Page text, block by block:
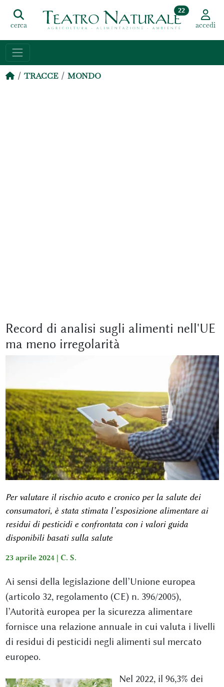
cerca
22
accedi
TRACCE MONDO
Record di analisi sugli alimenti nell'UE
ma meno irregolarità
Per valutare il rischio acuto e cronico per la salute dei
consumatori, è stata stimata l’esposizione alimentare ai
residui di pesticidi e confrontata con i valori guida
disponibili basati sulla salute
23 aprile 2024 | C. S.
Ai sensi della legislazione dell’Unione europea
(articolo 32, regolamento (CE) n. 396/2005),
l’Autorità europea per la sicurezza alimentare
fornisce una relazione annuale in cui valuta i livelli
di residui di pesticidi negli alimenti sul mercato
europeo.
Nel 2022, il 96,3% dei